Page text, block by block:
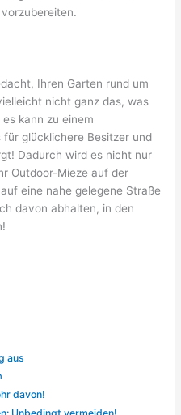
Ihren Garten rund um
nicht ganz das, was
kann zu einem
glücklichere Besitzer und
Dadurch wird es nicht nur
Outdoor-Mieze auf der
eine nahe gelegene Straße
davon abhalten, in den
aus
davon!